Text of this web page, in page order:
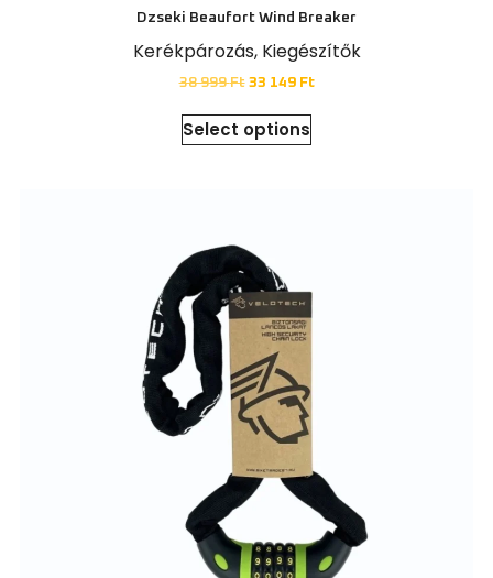
Dzseki Beaufort Wind Breaker
Kerékpározás, Kiegészítők
38 999Ft 33 149 Ft
Select options